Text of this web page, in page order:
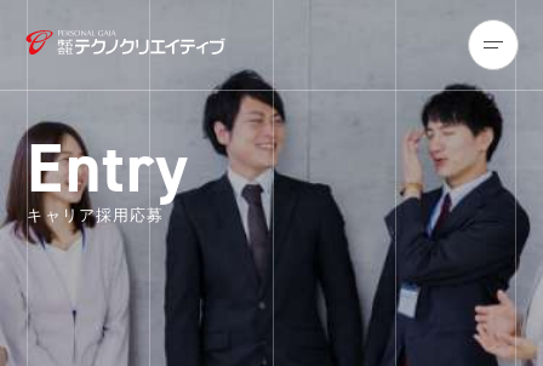
Entry
キャリア採用応募